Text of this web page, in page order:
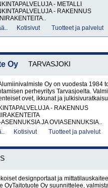
- METALLI
- RAKENNUS
Kotisivut Tuotteet ja palvelut
Oy TARVASJOKI
Oy on vuodesta 1984
perheyritys Tarvasjoelta.
ovet, ikkunat ja
- RAKENNUS
ASENNUKSIA JA OVIASENNUKSIA..
Kotisivut Tuotteet ja palvelut
designportaat ja
OyTaitotuote Oy suunnittelee,